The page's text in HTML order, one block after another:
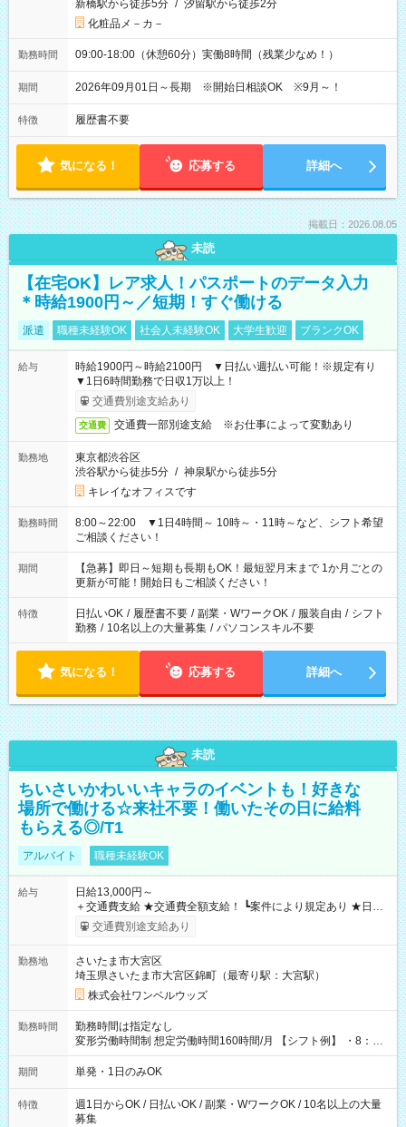
新橋駅から徒歩5分 / 汐留駅から徒歩2分
化粧品メ－カ－
勤務時間 09:00-18:00（休憩60分）実働8時間（残業少なめ！）
期間 2026年09月01日～長期 ※開始日相談OK ※9月～！
特徴 履歴書不要
気になる！ 応募する 詳細へ
掲載日：2026.08.05
未読
【在宅OK】レア求人！パスポートのデータ入力
＊時給1900円～／短期！すぐ働ける
派遣 職種未経験OK 社会人未経験OK 大学生歓迎 ブランクOK
給与
時給1900円～時給2100円 ▼日払い週払い可能！※規定有り
▼1日6時間勤務で日収1万以上！
交通費別途支給あり
交通費 交通費一部別途支給 ※お仕事によって変動あり
勤務地
東京都渋谷区
渋谷駅から徒歩5分 / 神泉駅から徒歩5分
キレイなオフィスです
勤務時間
8:00～22:00 ▼1日4時間～ 10時～・11時～など、シフト希望
ご相談ください！
期間
【急募】即日～短期も長期もOK！最短翌月末まで 1か月ごとの
更新が可能！開始日もご相談ください！
特徴 日払いOK / 履歴書不要 / 副業・WワークOK / 服装自由 / シフト
勤務 / 10名以上の大量募集 / パソコンスキル不要
気になる！ 応募する 詳細へ
未読
ちいさいかわいいキャラのイベントも！好きな
場所で働ける☆来社不要！働いたその日に給料
もらえる◎/T1
アルバイト 職種未経験OK
給与
日給13,000円～
＋交通費支給 ★交通費全額支給！ ┗案件により規定あり ★日払
いOK！（規定あり） ┗働いたその日に現金GET♪ お仕事後はコ
ンビニATMから 日払い分を引き落とせます！ 【試用期間】試
交通費別途支給あり
勤務地
さいたま市大宮区
埼玉県さいたま市大宮区錦町（最寄り駅：大宮駅）
株式会社ワンベルウッズ
勤務時間
勤務時間は指定なし
変形労働時間制 想定労働時間160時間/月 【シフト例】 ・8：00
～21：00
期間 単発・1日のみOK
特徴
週1日からOK / 日払いOK / 副業・WワークOK / 10名以上の大量
募集